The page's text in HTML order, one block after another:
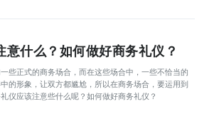
意什么？如何做好商务礼仪？
些正式的商务场合，而在这些场合中，一些不恰当的
的形象，让双方都尴尬，所以在商务场合，要运用到
仪应该注意些什么呢？如何做好商务礼仪？